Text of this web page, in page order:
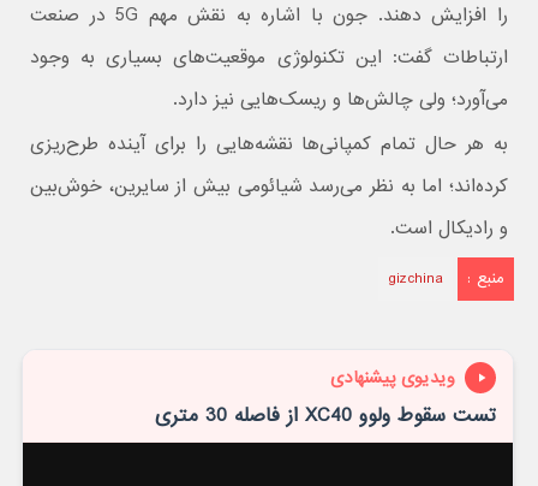
را افزایش دهند. جون با اشاره به نقش مهم 5G در صنعت
ارتباطات گفت: این تکنولوژی موقعیت‌های بسیاری به وجود
می‌آورد؛ ولی چالش‌ها و ریسک‌هایی نیز دارد.
به هر حال تمام کمپانی‌ها نقشه‌هایی را برای آینده طرح‌ریزی
کرده‌اند؛ اما به نظر می‌رسد شیائومی بیش از سایرین، خوش‌بین
و رادیکال است.
منبع : gizchina
ویدیوی پیشنهادی
تست سقوط ولوو XC40 از فاصله 30 متری